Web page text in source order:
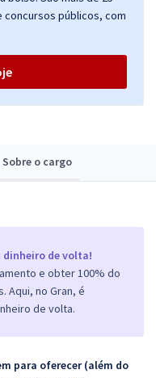
Sobre o cargo
de volta!
e obter 100% do
Aqui, no Gran, é
de volta.
para oferecer (além do
concursos públicos, com